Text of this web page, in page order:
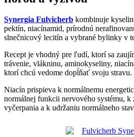
Synergia Fulvicherb kombinuje
pektín, niacínamid, prírodnú
slnečnicový lecitín a vybrané bylinky v
Recept je vhodný pre ľudí, ktorí sa
trávenie, vlákninu, aminokyseliny,
ktorí chcú vedome dopĺňať svoju stravu.
Niacín prispieva k normálnemu
normálnej funkcii nervového systému, k
vyčerpania a k udržaniu normálneho